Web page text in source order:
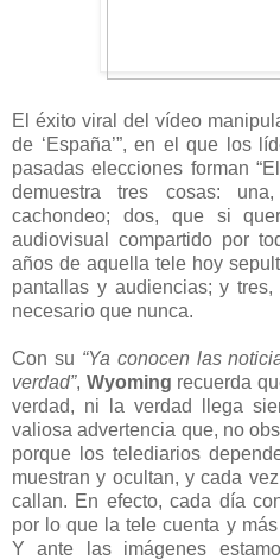
El éxito viral del vídeo
de ‘España’”, en el que los
pasadas elecciones forman
demuestra tres cosas:
cachondeo; dos, que si
audiovisual compartido por
años de aquella tele hoy
pantallas y audiencias; y tres,
necesario que nunca.
Con su “Ya conocen las
verdad”, Wyoming recuerda
verdad, ni la verdad llega
valiosa advertencia que, no
porque los telediarios
muestran y ocultan, y cada
callan. En efecto, cada día
por lo que la tele cuenta y
Y ante las imágenes